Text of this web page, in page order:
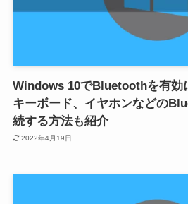
Windows 10でBluetoothを有効
キーボード、イヤホンなどの
続する方法も紹介
2022年4月19日